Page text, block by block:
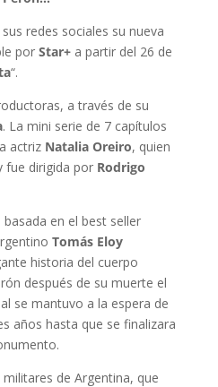
redes sociales su nueva
por Star+a partir del 26 de
“.
a través de su
. La mini serie de 7 capítulos
actriz Natalia Oreiro, quien
fue dirigida por Rodrigo
en el best seller
Tomás Eloy
historia del cuerpo
después de su muerte el
se mantuvo a la espera de
años hasta que se finalizara
de Argentina, que